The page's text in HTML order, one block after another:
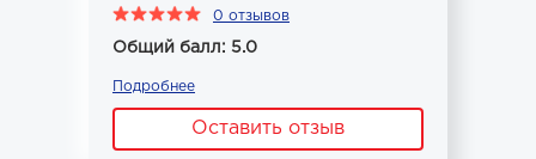
0 отзывов
Общий балл: 5.0
Подробнее
Оставить отзыв